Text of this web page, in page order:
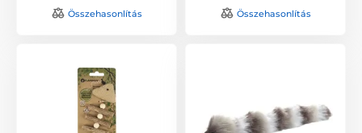
Összehasonlítás Összehasonlítás